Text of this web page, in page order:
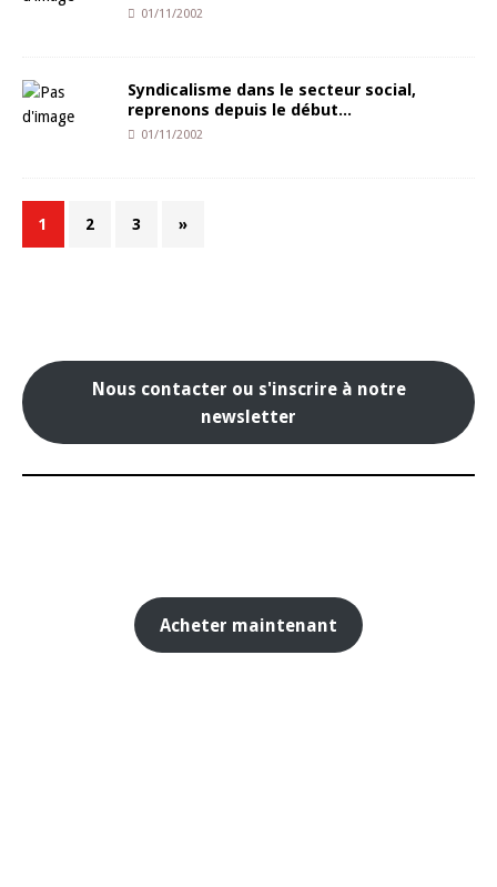
01/11/2002
Syndicalisme dans le secteur social,
reprenons depuis le début…
01/11/2002
1 2 3 »
Nous contacter ou s'inscrire à notre
newsletter
Acheter maintenant